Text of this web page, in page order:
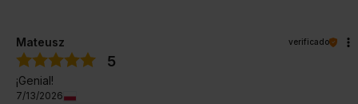
Mateusz verificado
5
¡Genial!
7/13/2026